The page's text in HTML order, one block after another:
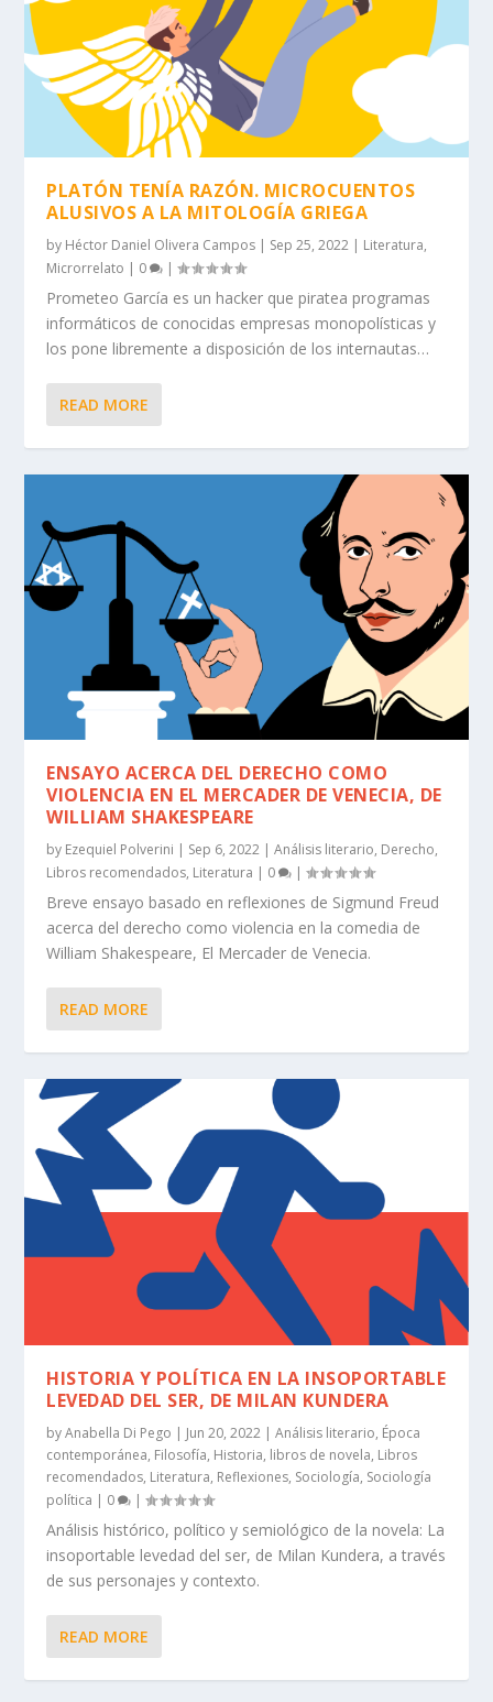
PLATÓN TENÍA RAZÓN. MICROCUENTOS
ALUSIVOS A LA MITOLOGÍA GRIEGA
by Héctor Daniel Olivera Campos | Sep 25, 2022 | Literatura,
Microrrelato | 0 |
Prometeo García es un hacker que piratea programas
informáticos de conocidas empresas monopolísticas y
los pone libremente a disposición de los internautas…
READ MORE
ENSAYO ACERCA DEL DERECHO COMO
VIOLENCIA EN EL MERCADER DE VENECIA, DE
WILLIAM SHAKESPEARE
by Ezequiel Polverini | Sep 6, 2022 |Análisis literario, Derecho,
Libros recomendados, Literatura | 0 |
Breve ensayo basado en reflexiones de Sigmund Freud
acerca del derecho como violencia en la comedia de
William Shakespeare, El Mercader de Venecia.
READ MORE
HISTORIA Y POLÍTICA EN LA INSOPORTABLE
LEVEDAD DEL SER, DE MILAN KUNDERA
byAnabella Di Pego | Jun 20, 2022 |Análisis literario, Época
contemporánea, Filosofía, Historia, libros de novela, Libros
recomendados, Literatura, Reflexiones, Sociología, Sociología
política | 0 |
Análisis histórico, político y semiológico de la novela: La
insoportable levedad del ser, de Milan Kundera, a través
de sus personajes y contexto.
READ MORE